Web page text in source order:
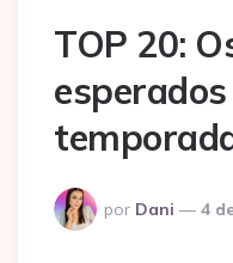
TOP 20:
Postado
por
por Dani 4